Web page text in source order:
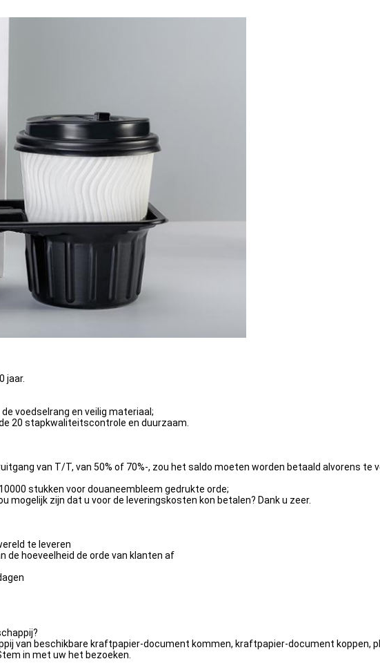
jaar.
voedselrang en veilig materiaal;
20 stapkwaliteitscontrole en duurzaam.
van T/T, van 50% of 70%-, zou het saldo moeten worden betaald alvorens te
stukken voor douaneembleem gedrukte orde;
mogelijk zijn dat u voor de leveringskosten kon betalen? Dank u zeer.
te leveren
de hoeveelheid de orde van klanten af
van beschikbare kraftpapier-document kommen, kraftpapier-document koppen,
in met uw het bezoeken.